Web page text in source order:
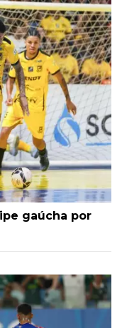
gaúcha por